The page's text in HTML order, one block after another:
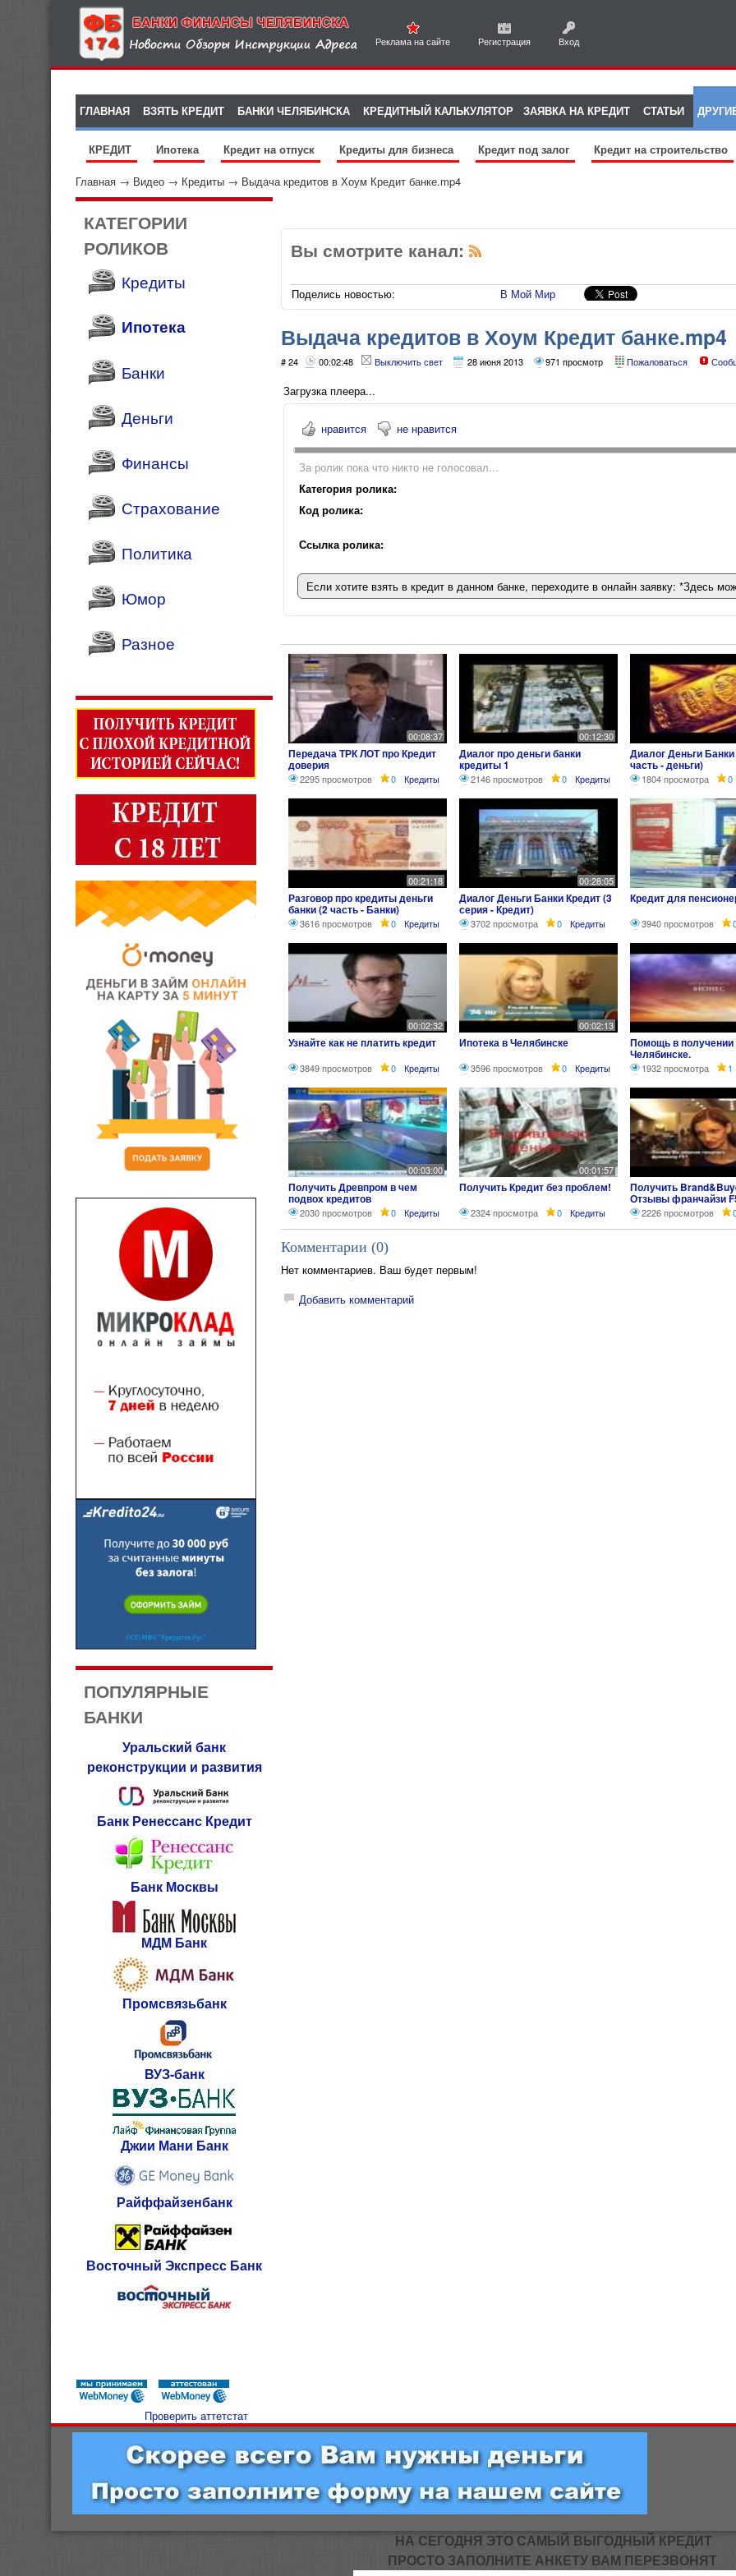
Реклама на сайте Регистрация Вход
ГЛАВНАЯ ВЗЯТЬ КРЕДИТ БАНКИ ЧЕЛЯБИНСКА КРЕДИТНЫЙ КАЛЬКУЛЯТОР ЗАЯВКА НА КРЕДИТ СТАТЬИ
КРЕДИТ Ипотека Кредит на отпуск Кредиты для бизнеса Кредит под залог Кредит на строительство
Главная → Видео → Кредиты → Выдача кредитов в Хоум Кредит банке.mp4
КАТЕГОРИИ
РОЛИКОВ
Кредиты
Ипотека
Банки
Деньги
Финансы
Страхование
Политика
Юмор
Разное
ПОПУЛЯРНЫЕ
БАНКИ
Уральский банк
реконструкции и развития
Банк Ренессанс Кредит
Банк Москвы
МДМ Банк
Промсвязьбанк
ВУЗ-банк
Джии Мани Банк
Райффайзенбанк
Восточный Экспресс Банк
Проверить аттетстат
Вы смотрите канал:
Поделись новостью: В Мой Мир
Выдача кредитов в Хоум Кредит банке.mp4
# 24 00:02:48 Выключить свет 28 июня 2013 971 просмотр Пожаловаться
Загрузка плеера...
нравится не нравится
За ролик пока что никто не голосовал...
Категория ролика:
Код ролика:
Ссылка ролика:
Если хотите взять в кредит в данном банке, переходите в онлайн заявку: *Здесь
00:08:37
Передача ТРК ЛОТ про Кредит
доверия
2295 просмотров 0 Кредиты
00:12:30
Диалог про деньги банки
кредиты 1
2146 просмотров 0 Кредиты
Диалог Деньги Банки
часть - деньги)
1804 просмотра 0
00:21:18
Разговор про кредиты деньги
банки (2 часть - Банки)
3616 просмотров 0 Кредиты
00:28:05
Диалог Деньги Банки Кредит (3
серия - Кредит)
3702 просмотра 0 Кредиты
Кредит для
3940 просмотров
00:02:32
Узнайте как не платить кредит
3849 просмотров 0 Кредиты
00:02:13
Ипотека в Челябинске
3596 просмотров 0 Кредиты
Помощь в получении
Челябинске.
1932 просмотра 1
00:03:00
Получить Древпром в чем
подвох кредитов
2030 просмотров 0 Кредиты
00:01:57
Получить Кредит без проблем!
2324 просмотра 0 Кредиты
Получить
Отзывы франчайзи
Светлана
г.Челябинск
2226 просмотров
Комментарии (0)
Нет комментариев. Ваш будет первым!
Добавить комментарий
НА СЕГОДНЯ ЭТО САМЫЙ ВЫГОДНЫЙ КРЕДИТ
ПРОСТО ЗАПОЛНИТЕ АНКЕТУ ВАМ ПЕРЕЗВОНЯТ